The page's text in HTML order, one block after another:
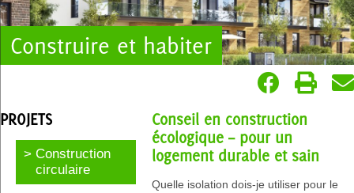
Construire et habiter
PROJETS
Construction
circulaire
Conseil en construction
écologique – pour un
logement durable et sain
Quelle isolation dois-je utiliser pour le